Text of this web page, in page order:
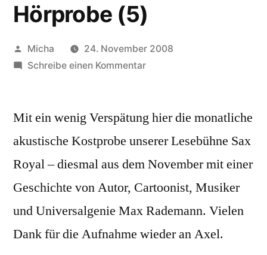
Hörprobe (5)
Veröffentlicht
von
Micha
24. November 2008
Schreibe einen Kommentarzu
Mit ein wenig Verspätung hier die monatliche
akustische Kostprobe unserer Lesebühne Sax
Royal – diesmal aus dem November mit einer
Geschichte von Autor, Cartoonist, Musiker
und Universalgenie Max Rademann. Vielen
Dank für die Aufnahme wieder an Axel.